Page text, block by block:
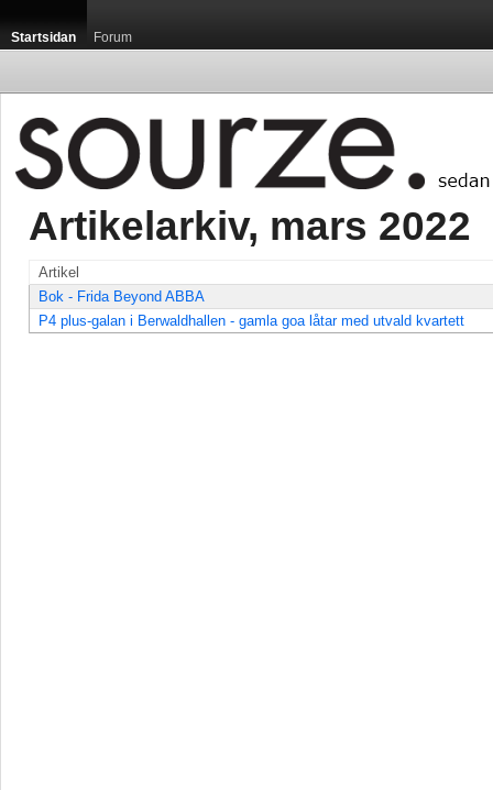
Startsidan Forum
Artikelarkiv, mars 2022
Artikel
Bok - Frida Beyond ABBA
P4 plus-galan i Berwaldhallen - gamla goa låtar med utvald kvartett